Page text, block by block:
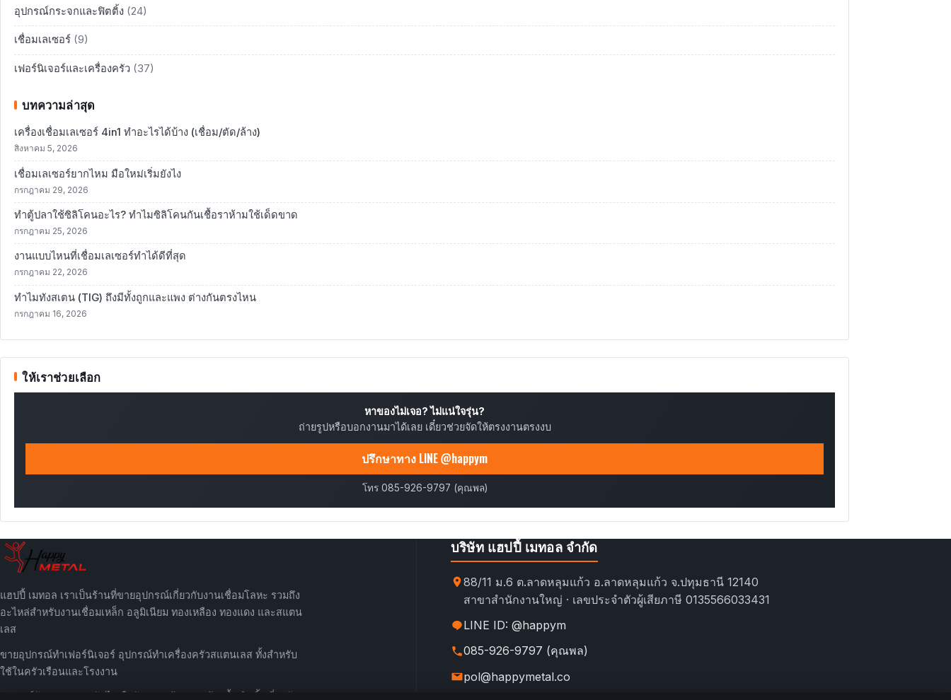
อุปกรณ์กระจกและฟิตติ้ง (24)
เชื่อมเลเซอร์ (9)
เฟอร์นิเจอร์และเครื่องครัว (37)
บทความล่าสุด
เครื่องเชื่อมเลเซอร์ 4in1 ทำอะไรได้บ้าง (เชื่อม/ตัด/ล้าง)
สิงหาคม 5, 2026
เชื่อมเลเซอร์ยากไหม มือใหม่เริ่มยังไง
กรกฎาคม 29, 2026
ทำตู้ปลาใช้ซิลิโคนอะไร? ทำไมซิลิโคนกันเชื้อราห้ามใช้เด็ดขาด
กรกฎาคม 25, 2026
งานแบบไหนที่เชื่อมเลเซอร์ทำได้ดีที่สุด
กรกฎาคม 22, 2026
ทำไมทังสเตน (TIG) ถึงมีทั้งถูกและแพง ต่างกันตรงไหน
กรกฎาคม 16, 2026
ให้เราช่วยเลือก
หาของไม่เจอ? ไม่แน่ใจรุ่น?
ถ่ายรูปหรือบอกงานมาได้เลย เดี๋ยวช่วยจัดให้ตรงงานตรงงบ
ปรึกษาทาง LINE @happym
โทร 085-926-9797 (คุณพล)
แฮปปี้ เมทอล เราเป็นร้านที่ขายอุปกรณ์เกี่ยวกับงานเชื่อมโลหะ รวมถึง
อะไหล่สำหรับงานเชื่อมเหล็ก อลูมิเนียม ทองเหลือง ทองแดง และสแตน
เลส
ขายอุปกรณ์ทำเฟอร์นิเจอร์ อุปกรณ์ทำเครื่องครัวสแตนเลส ทั้งสำหรับ
ใช้ในครัวเรือนและโรงงาน
อุปกรณ์จับกระจกราวบันได มือจับประตูบ้านและห้องน้ำ ฟิตติ้งเกี่ยวกับ
บริษัท แฮปปี้ เมทอล จำกัด
88/11 ม.6 ต.ลาดหลุมแก้ว อ.ลาดหลุมแก้ว จ.ปทุมธานี 12140
สาขาสำนักงานใหญ่ · เลขประจำตัวผู้เสียภาษี 0135566033431
LINE ID: @happym
085-926-9797 (คุณพล)
pol@happymetal.co